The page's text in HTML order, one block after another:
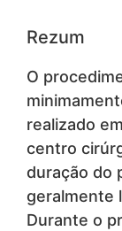
Rezum
O
realizado
centro
duração do
geralmente
Durante o